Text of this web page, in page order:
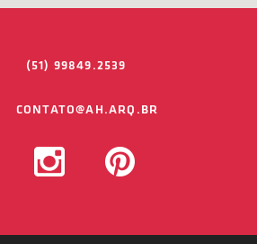
(51) 99849.2539
CONTATO@AH.ARQ.BR
FACEBOOK INSTAGRAM